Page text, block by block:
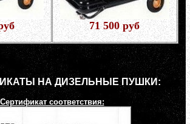
71 500 руб
НА ДИЗЕЛЬНЫЕ ПУШКИ:
Сертификат соответствия: